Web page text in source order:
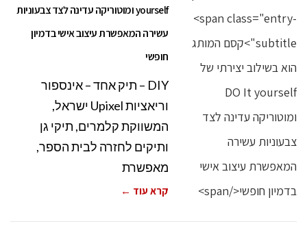
yourself ומוטוריקה עדינה לצד צבעוניות
עשירה המאפשרת עיצוב אישי בדמיון
חופשי
DIY – תיק אחד – אינספור
וריאציות Upixel ישראל,
המשווקת קלמרים, תיקי גן
ותיקים לחזרה לבית הספר,
מאפשרת
קרא עוד ←